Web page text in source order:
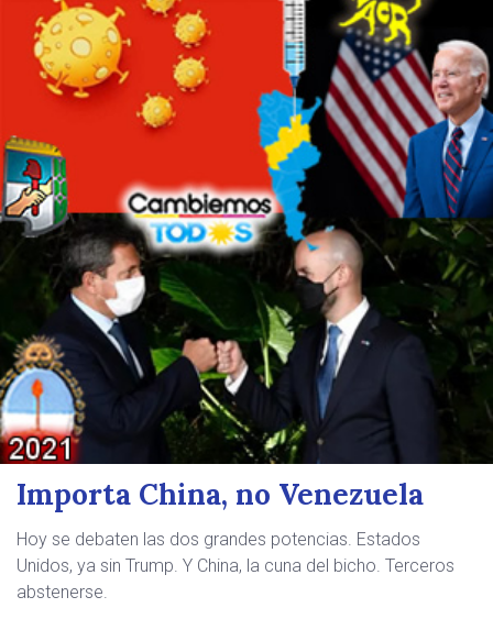
Importa China, no Venezuela
Hoy se debaten las dos grandes potencias. Estados
Unidos, ya sin Trump. Y China, la cuna del bicho. Terceros
abstenerse.